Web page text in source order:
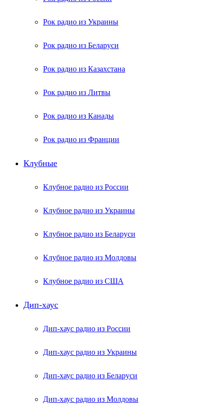
Рок радио из Украины
Рок радио из Беларуси
Рок радио из Казахстана
Рок радио из Литвы
Рок радио из Канады
Рок радио из Франции
Клубные
Клубное радио из России
Клубное радио из Украины
Клубное радио из Беларуси
Клубное радио из Молдовы
Клубное радио из США
Дип-хаус
Дип-хаус радио из России
Дип-хаус радио из Украины
Дип-хаус радио из Беларуси
Дип-хаус радио из Молдовы